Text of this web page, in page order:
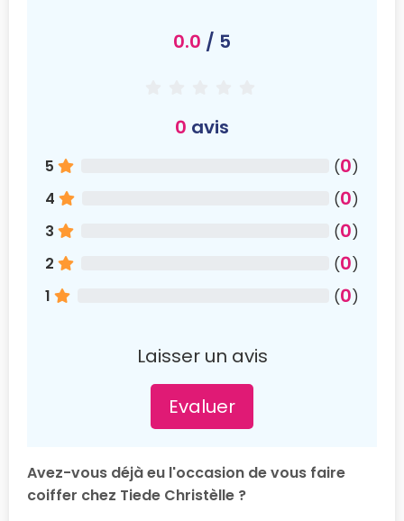
0.0 / 5
0 avis
5 (0)
4
(0)
3
(0)
2
(0)
1
(0)
Laisser un avis
Evaluer
Avez-vous déjà eu l'occasion de vous faire
coiffer chez Tiede Christèlle ?